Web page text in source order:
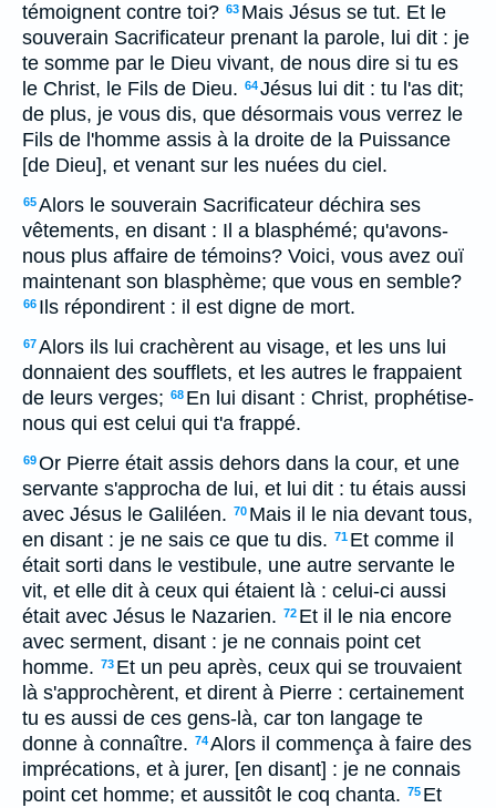
témoignent contre toi? 63 Mais Jésus se tut. Et le
souverain Sacrificateur prenant la parole, lui dit : je
te somme par le Dieu vivant, de nous dire si tu es
le Christ, le Fils de Dieu. 64Jésus lui dit : tu l'as dit;
de plus, je vous dis, que désormais vous verrez le
Fils de l'homme assis à la droite de la Puissance
[de Dieu], et venant sur les nuées du ciel.
65Alors le souverain Sacrificateur déchira ses
vêtements, en disant : Il a blasphémé; qu'avons-
nous plus affaire de témoins? Voici, vous avez ouï
maintenant son blasphème; que vous en semble?
66 Ils répondirent : il est digne de mort.
67Alors ils lui crachèrent au visage, et les uns lui
donnaient des soufflets, et les autres le frappaient
de leurs verges; 68 En lui disant : Christ, prophétise-
nous qui est celui qui t'a frappé.
69Or Pierre était assis dehors dans la cour, et une
servante s'approcha de lui, et lui dit : tu étais aussi
avec Jésus le Galiléen. 70 Mais il le nia devant tous,
en disant : je ne sais ce que tu dis. 71 Et comme il
était sorti dans le vestibule, une autre servante le
vit, et elle dit à ceux qui étaient là : celui-ci aussi
était avec Jésus le Nazarien. 72 Et il le nia encore
avec serment, disant : je ne connais point cet
homme. 73 Et un peu après, ceux qui se trouvaient
là s'approchèrent, et dirent à Pierre : certainement
tu es aussi de ces gens-là, car ton langage te
donne à connaître. 74Alors il commença à faire des
imprécations, et à jurer, [en disant] : je ne connais
point cet homme; et aussitôt le coq chanta. 75 Et